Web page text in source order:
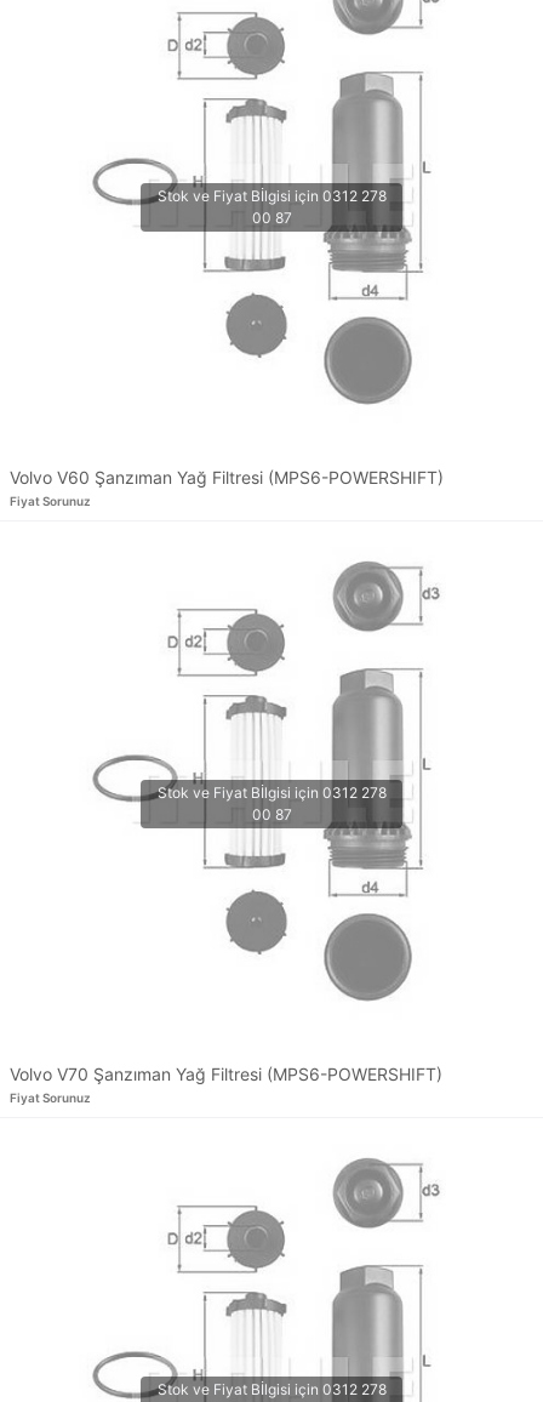
Volvo V60 Şanzıman Yağ Filtresi (MPS6-POWERSHIFT)
Fiyat Sorunuz
Volvo V70 Şanzıman Yağ Filtresi (MPS6-POWERSHIFT)
Fiyat Sorunuz